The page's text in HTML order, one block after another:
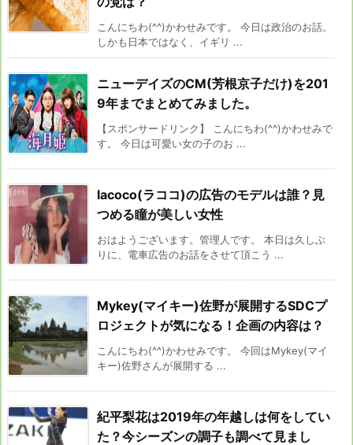
こんにちわ(^^)かわせみです。 今日は政治のお話。
しかも日本ではなく、イギリ ...
ニューデイズのCM(芳根京子だけ)を201
9年までまとめてみました。
【スポンサードリンク】 こんにちわ(^^)かわせみで
す。 今日は可愛い女の子のお ...
lacoco(ラココ)の広告のモデルは誰？見
つめる瞳が美しい女性
おはようございます。管理人です。 本日は久しぶ
りに、電車広告のお話をさせて頂こう ...
Mykey(マイキー)佐野が展開するSDCプ
ロジェクトが気になる！企画の内容は？
こんにちわ(^^)かわせみです。 今回はMykey(マイ
キー)佐野さんが展開する ...
紀平梨花は2019年の年越しは何をしてい
た？今シーズンの調子も調べて見まし